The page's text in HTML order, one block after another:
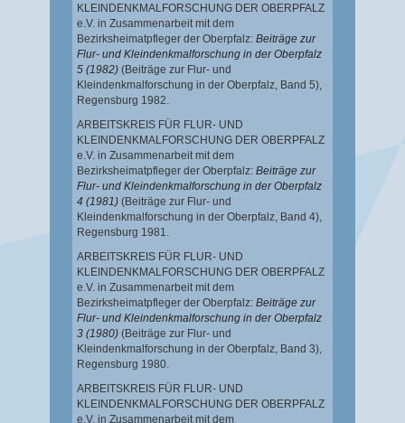
KLEINDENKMALFORSCHUNG DER OBERPFALZ
e.V. in Zusammenarbeit mit dem
Bezirksheimatpfleger der Oberpfalz: Beiträge zur
Flur- und Kleindenkmalforschung in der Oberpfalz
5 (1982) (Beiträge zur Flur- und
Kleindenkmalforschung in der Oberpfalz, Band 5),
Regensburg 1982.
ARBEITSKREIS FÜR FLUR- UND
KLEINDENKMALFORSCHUNG DER OBERPFALZ
e.V. in Zusammenarbeit mit dem
Bezirksheimatpfleger der Oberpfalz: Beiträge zur
Flur- und Kleindenkmalforschung in der Oberpfalz
4 (1981) (Beiträge zur Flur- und
Kleindenkmalforschung in der Oberpfalz, Band 4),
Regensburg 1981.
ARBEITSKREIS FÜR FLUR- UND
KLEINDENKMALFORSCHUNG DER OBERPFALZ
e.V. in Zusammenarbeit mit dem
Bezirksheimatpfleger der Oberpfalz: Beiträge zur
Flur- und Kleindenkmalforschung in der Oberpfalz
3 (1980) (Beiträge zur Flur- und
Kleindenkmalforschung in der Oberpfalz, Band 3),
Regensburg 1980.
ARBEITSKREIS FÜR FLUR- UND
KLEINDENKMALFORSCHUNG DER OBERPFALZ
e.V. in Zusammenarbeit mit dem